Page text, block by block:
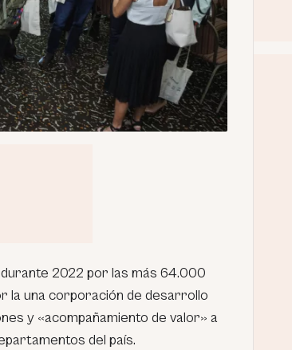
2022 por las más 64.000
la una corporación de desarrollo
y «acompañamiento de valor» a
del país.